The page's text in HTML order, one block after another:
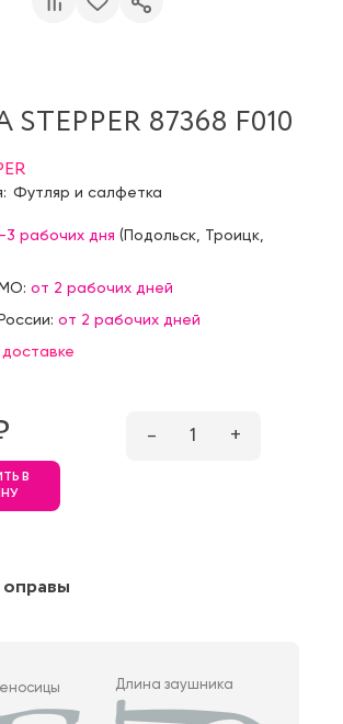
87368 F010
Футляр и салфетка
3 рабочих дня (Подольск Троицк
от 2 рабочих дней
от 2 рабочих дней
– 1 +
В
Длина заушника